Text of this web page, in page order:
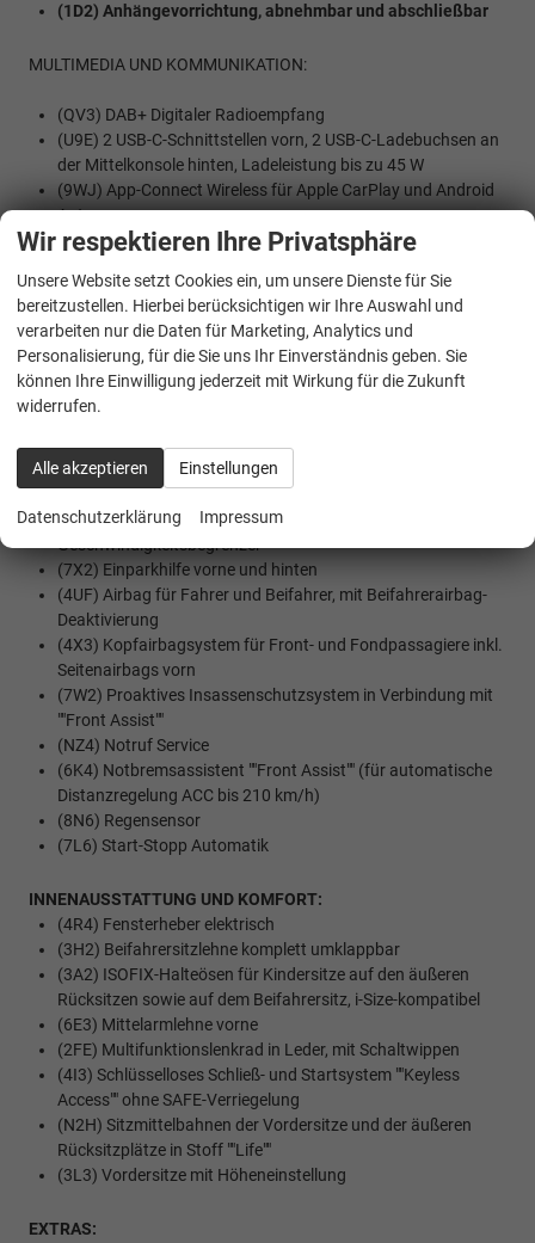
(1D2) Anhängevorrichtung, abnehmbar und abschließbar
MULTIMEDIA UND KOMMUNIKATION:
(QV3) DAB+ Digitaler Radioempfang
(U9E) 2 USB-C-Schnittstellen vorn, 2 USB-C-Ladebuchsen an
der Mittelkonsole hinten, Ladeleistung bis zu 45 W
(9WJ) App-Connect Wireless für Apple CarPlay und Android
Auto
(9ZV) Telefonschnittstelle mit induktiver Ladefunktion
SICHERHEIT:
(1AS) Elektronisches Stabilisierungsprogramm mit
Gegenlenkunterstützung, ABS, ASR, EDS, MSR und
Gespannstabilisierung
(8G4) Dynamischer Fernlichtassistent ""Dynamic Light
(4L6) Innenspiegel automatisch abblendend
(UG1) Berganfahrassistent
(EM2) Ablenkungs- und Müdigkeitserkennung
(8T8) Automatische Distanzregelung ACC ""stop & go"", mit
Geschwindigkeitsbegrenzer
(7X2) Einparkhilfe vorne und hinten
(4UF) Airbag für Fahrer und Beifahrer, mit Beifahrerairbag-
Deaktivierung
(4X3) Kopfairbagsystem für Front- und Fondpassagiere inkl.
Seitenairbags vorn
(7W2) Proaktives Insassenschutzsystem in Verbindung mit
""Front Assist""
(NZ4) Notruf Service
(6K4) Notbremsassistent ""Front Assist"" (für automatische
Distanzregelung ACC bis 210 km/h)
(8N6) Regensensor
(7L6) Start-Stopp Automatik
INNENAUSSTATTUNG UND KOMFORT:
(4R4) Fensterheber elektrisch
(3H2) Beifahrersitzlehne komplett umklappbar
(3A2) ISOFIX-Halteösen für Kindersitze auf den äußeren
Rücksitzen sowie auf dem Beifahrersitz, i-Size-kompatibel
(6E3) Mittelarmlehne vorne
(2FE) Multifunktionslenkrad in Leder, mit Schaltwippen
(4I3) Schlüsselloses Schließ- und Startsystem ""Keyless
Access"" ohne SAFE-Verriegelung
(N2H) Sitzmittelbahnen der Vordersitze und der äußeren
Rücksitzplätze in Stoff ""Life""
(3L3) Vordersitze mit Höheneinstellung
EXTRAS:
Wir respektieren Ihre Privatsphäre
Unsere Website setzt Cookies ein, um unsere Dienste für Sie
bereitzustellen. Hierbei berücksichtigen wir Ihre Auswahl und
verarbeiten nur die Daten für Marketing, Analytics und
Personalisierung, für die Sie uns Ihr Einverständnis geben. Sie
können Ihre Einwilligung jederzeit mit Wirkung für die Zukunft
widerrufen.
Alle akzeptieren Einstellungen
Datenschutzerklärung Impressum